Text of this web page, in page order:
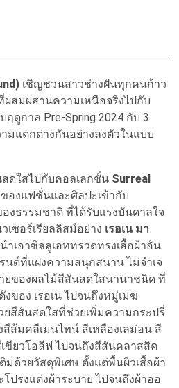
เชิญชวนสาวช่างฝันทุกคนก้าว
สมผสานความเหนือจริงไปกับ
ดูกาล Pre-Spring 2024 กับ 3
มแตกต่างกันอย่างลงตัวในแบบ
ใสไปกับคอลเลกชั่น Surreal
องแฟชั่นและศิลปะเข้ากับ
งธรรมชาติ ที่ได้รับแรงบันดาลใจ
ซอร์เรียลลิสม์อย่าง เรอเน มา
ำเอาซิลลูเอททรวดทรงเสื้อผ้าอัน
นด์ที่แฝงความสนุกสนาน ไม่จำเจ
ยของผลไม้สีสันสดใสนานาชนิด ที่
ของ เรอเน ไปจนถึงหมู่เมฆ
สีสันสดใสที่ช่วยเพิ่มความกระปรี่
สีส้มคลีเมนไทน์ สีเหลืองเลม่อน สี
ขียวโอลีฟ ไปจนถึงสีสันคลาสสิค
มด้วยวัสดุพิเศษ ตั้งแต่พื้นผิวเสื้อผ้า
ปรงแต่งผ้าระบาย ไปจนถึงผ้าออ